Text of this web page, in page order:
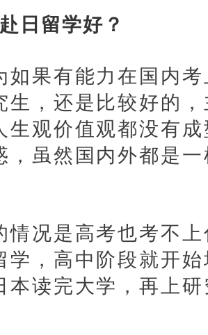
日留学好？
如果有能力在国内
生，还是比较好的
生观价值观都没有
，虽然国内外都是
情况是高考也考不
学，高中阶段就开
本读完大学，再上